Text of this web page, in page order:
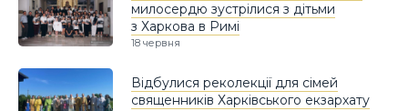
милосердю зустрілися з дітьми
з Харкова в Римі
18 червня
Відбулися реколекції для сімей
священників Харківського екзархату